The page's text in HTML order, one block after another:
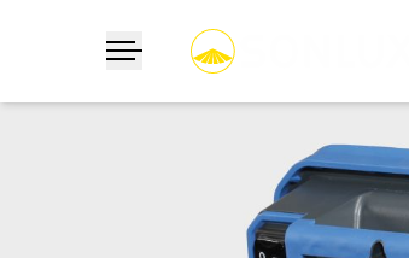
Navigation ein-/ausklappen